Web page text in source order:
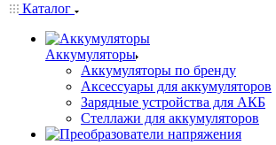
Каталог
Аккумуляторы
Аккумуляторы по бренду
Аксессуары для аккумуляторов
Зарядные устройства для АКБ
Стеллажи для аккумуляторов